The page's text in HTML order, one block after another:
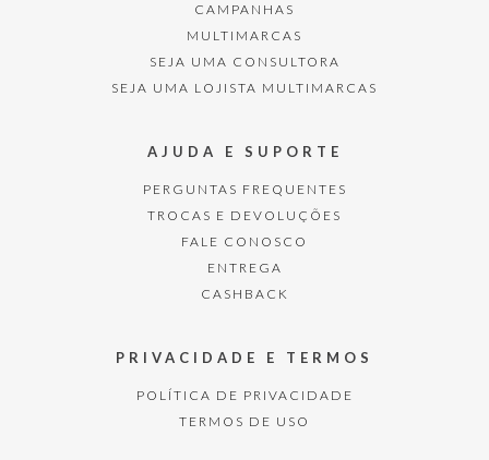
CAMPANHAS
MULTIMARCAS
SEJA UMA CONSULTORA
SEJA UMA LOJISTA MULTIMARCAS
AJUDA E SUPORTE
PERGUNTAS FREQUENTES
TROCAS E DEVOLUÇÕES
FALE CONOSCO
ENTREGA
CASHBACK
PRIVACIDADE E TERMOS
POLÍTICA DE PRIVACIDADE
TERMOS DE USO